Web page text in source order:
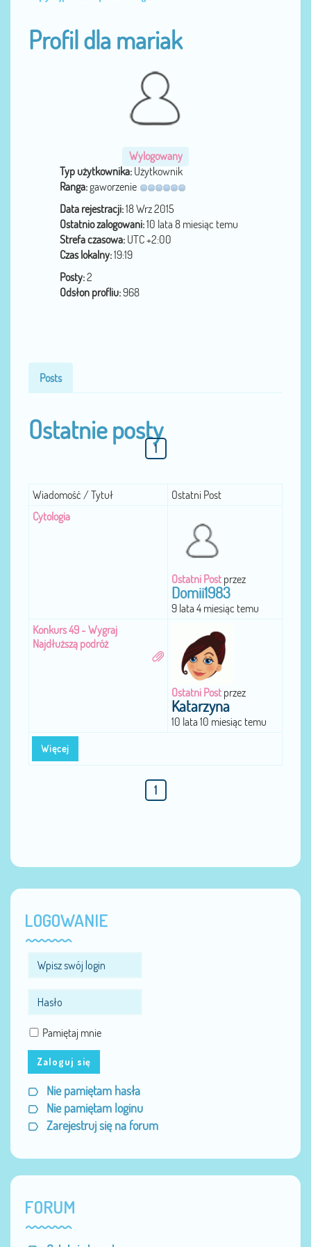
Profil dla mariak
Wylogowany
Typ użytkownika: Użytkownik
Ranga:gaworzenie
Data rejestracji:18 Wrz 2015
Ostatnio zalogowani:10 lata 8 miesiąc temu
Strefa czasowa: UTC +2:00
Czas lokalny:19:19
Posty:2
Odsłon profliu:968
Posts
Ostatnie posty
1
Wiadomość / Tytuł Ostatni Post
Więcej
Cytologia
Ostatni Post przez
Domii1983
9 lata 4 miesiąc temu
Konkurs 49 - Wygraj
Najdłuższą podróż
Ostatni Post przez
Katarzyna
10 lata 10 miesiąc temu
1
LOGOWANIE
Pamiętaj mnie
Zaloguj się
Nie pamiętam hasła
Nie pamiętam loginu
Zarejestruj się na forum
FORUM